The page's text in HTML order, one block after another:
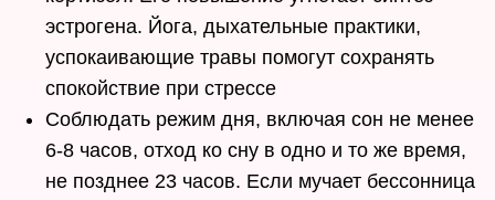
эстрогена. Йога, дыхательные практики,
успокаивающие травы помогут сохранять
спокойствие при стрессе
Соблюдать режим дня, включая сон не менее
6-8 часов, отход ко сну в одно и то же время,
не позднее 23 часов. Если мучает бессонница